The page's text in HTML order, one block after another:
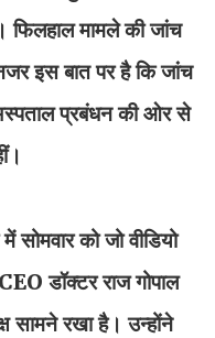
फिलहाल मामले की जांच
इस बात पर है कि जांच
प्रबंधन की ओर से
सोमवार को जो वीडियो
डॉक्टर राज गोपाल
सामने रखा है। उन्होंने